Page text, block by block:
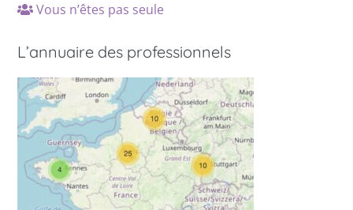
Vous n’êtes pas seule
L’annuaire des professionnels